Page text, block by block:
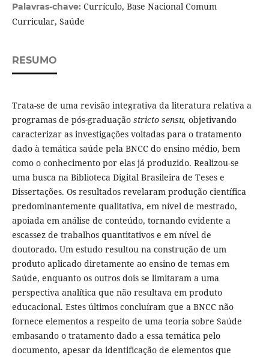
Palavras-chave: Currículo, Base Nacional Comum
Curricular, Saúde
RESUMO
Trata-se de uma revisão integrativa da literatura relativa a
programas de pós-graduação stricto sensu, objetivando
caracterizar as investigações voltadas para o tratamento
dado à temática saúde pela BNCC do ensino médio, bem
como o conhecimento por elas já produzido. Realizou-se
uma busca na Biblioteca Digital Brasileira de Teses e
Dissertações. Os resultados revelaram produção científica
predominantemente qualitativa, em nível de mestrado,
apoiada em análise de conteúdo, tornando evidente a
escassez de trabalhos quantitativos e em nível de
doutorado. Um estudo resultou na construção de um
produto aplicado diretamente ao ensino de temas em
Saúde, enquanto os outros dois se limitaram a uma
perspectiva analítica que não resultava em produto
educacional. Estes últimos concluíram que a BNCC não
fornece elementos a respeito de uma teoria sobre Saúde
embasando o tratamento dado a essa temática pelo
documento, apesar da identificação de elementos que